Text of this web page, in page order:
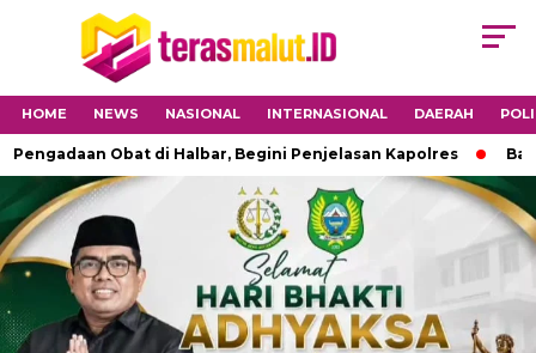
HOME NEWS NASIONAL INTERNASIONAL DAERAH
Obat di Halbar, Begini Penjelasan Kapolres